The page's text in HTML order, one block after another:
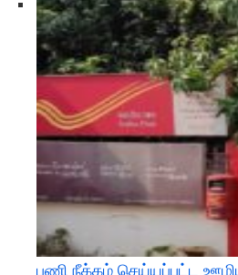
பணி நீக்கம் செய்யப்பட்ட